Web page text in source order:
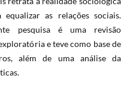
as relações sociais.
pesquisa é uma revisão
e teve como base de
além de uma análise da